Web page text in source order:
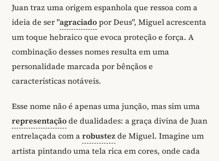
Juan traz uma origem espanhola que ressoa com a
ideia de ser "agraciadopor Deus", Miguel acrescenta
um toque hebraico que evoca proteção e força. A
combinação desses nomes resulta em uma
personalidade marcada por bênçãos e
características notáveis.
Esse nome não é apenas uma junção, mas sim uma
representaçãode dualidades: a graça divina de Juan
entrelaçada com arobustezde Miguel. Imagine um
artista pintando uma tela rica em cores, onde cada